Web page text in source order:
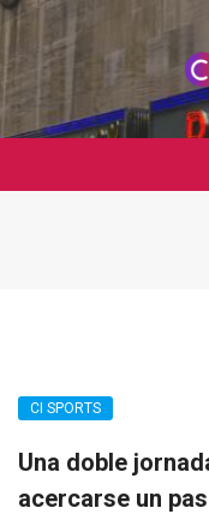
CI SPORTS
Una doble
acercarse un